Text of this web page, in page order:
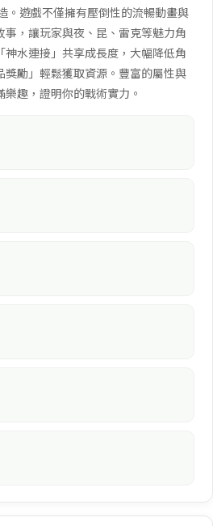
遊戲不僅擁有壓倒性的流暢動畫與
，讓玩家與夜、昆、雷克等魅力角
水連接」共享成長度，大幅降低角
勵」輕鬆獲取資源。豐富的屬性與
趣，證明你的戰術實力。